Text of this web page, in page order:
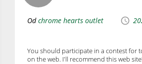
Odchrome hearts outlet
You should participate in a contest for
on the web. I'll recommend this web site!